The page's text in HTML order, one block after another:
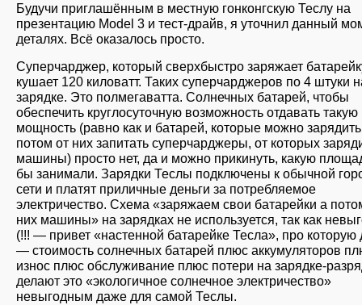
Будучи приглашённым в местную гонконгскую Теслу на
презентацию Model 3 и тест-драйв, я уточнил данный
деталях. Всё оказалось просто.
Суперчарджер, который сверхбыстро заряжает
кушает 120 киловатт. Таких суперчарджеров по 4 штуки
зарядке. Это полмегаватта. Солнечных батарей, чтобы
обеспечить круглосуточную возможность отдавать такую
мощность (равно как и батарей, которые можно
потом от них запитать суперчарджеры, от которых
машины) просто нет, да и можно прикинуть, какую
бы занимали. Зарядки Теслы подключены к обычной
сети и платят приличные деньги за потребляемое
электричество. Схема «заряжаем свои батарейки а
них машины» на зарядках не используется, так как
(!!! — привет «настенной батарейке Тесла», про которую
— стоимость солнечных батарей плюс аккумуляторов
износ плюс обслуживание плюс потери на зарядке-
делают это «экологичное солнечное электричество»
невыгодным даже для самой Теслы.